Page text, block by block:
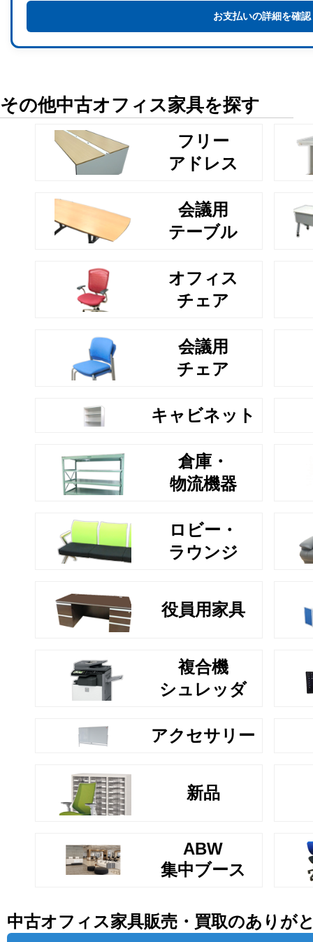
お支払いの詳細を確認
その他中古オフィス家具を探す
フリー
アドレス
会議用
テーブル
オフィス
チェア
会議用
チェア
キャビネット
倉庫・
物流機器
ロビー・
ラウンジ
役員用家具
複合機
シュレッダ
アクセサリー
新品
ABW
集中ブース
中古オフィス家具販売・買取のありが